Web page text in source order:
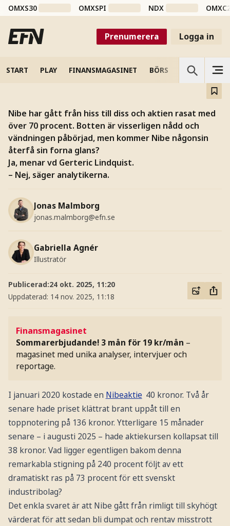
OMXS30 OMXSPI NDX
Prenumerera Logga in
START PLAY FINANSMAGASINET BÖRS VETENSKAP
Kan Nibe nå toppen igen
efter det stora raset?
Aktien har kallnat. Vd:n ser ljuset medan analytikerna
tvivlar.
Nibe har gått från hiss till diss och aktien rasat med
över 70 procent. Botten är visserligen nådd och
vändningen påbörjad, men kommer Nibe någonsin
återfå sin forna glans?
Ja, menar vd Gerteric Lindquist.
– Nej, säger analytikerna.
Jonas Malmborg
jonas.malmborg@efn.se
Gabriella Agnér
Illustratör
Publicerad:24 okt. 2025, 11:20
Uppdaterad: 14 nov. 2025, 11:18
Finansmagasinet
Sommarerbjudande! 3 mån för 19 kr/mån –
magasinet med unika analyser, intervjuer och
reportage.
I januari 2020 kostade en Nibeaktie 40 kronor. Två år
senare hade priset klättrat brant uppåt till en
toppnotering på 136 kronor. Ytterligare 15 månader
senare – i augusti 2025 – hade aktiekursen kollapsat till
38 kronor. Vad ligger egentligen bakom denna
remarkabla stigning på 240 procent följt av ett
dramatiskt ras på 73 procent för ett svenskt
industribolag?
Det enkla svaret är att Nibe gått från rimligt till skyhögt
värderat för att sedan bli dumpat och rentav misstrott